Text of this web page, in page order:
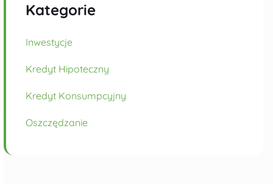
Kategorie
Inwestycje
Kredyt Hipoteczny
Kredyt Konsumpcyjny
Oszczędzanie